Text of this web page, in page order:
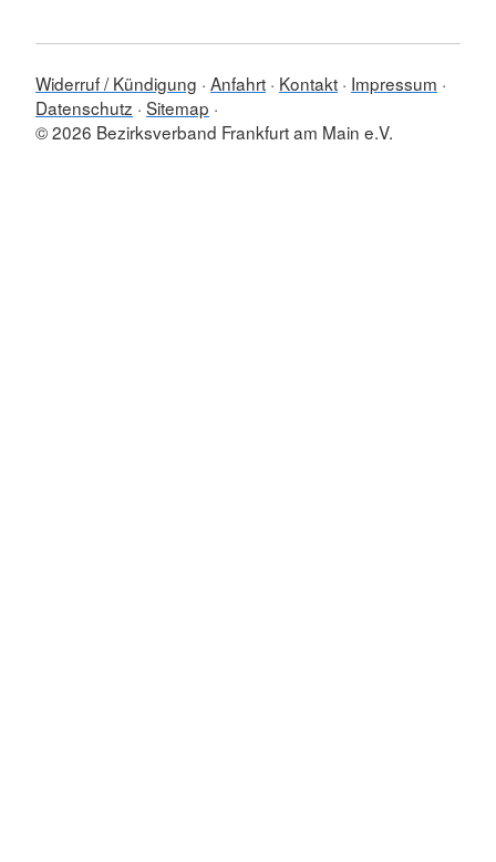
Widerruf / Kündigung Anfahrt Kontakt Impressum
Datenschutz Sitemap
© 2026 Bezirksverband Frankfurt am Main e.V.